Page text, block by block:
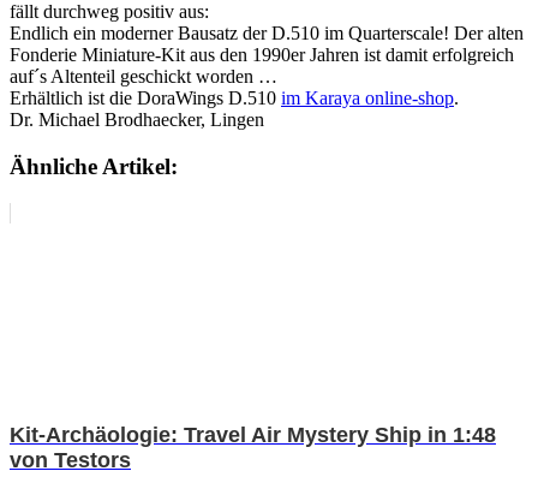
fällt durchweg positiv aus:
Endlich ein moderner Bausatz der D.510 im Quarterscale! Der alten
Fonderie Miniature-Kit aus den 1990er Jahren ist damit erfolgreich
auf´s Altenteil geschickt worden …
Erhältlich ist die DoraWings D.510 im Karaya online-shop.
Dr. Michael Brodhaecker, Lingen
Ähnliche Artikel:
Kit-Archäologie: Travel Air Mystery Ship in 1:48
von Testors